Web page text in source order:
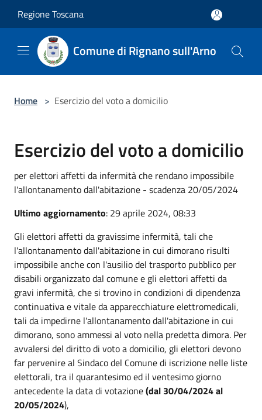
Regione Toscana
Comune di Rignano sull'Arno
Home > Esercizio del voto a domicilio
Esercizio del voto a domicilio
per elettori affetti da infermità che rendano impossibile
l'allontanamento dall'abitazione - scadenza 20/05/2024
Ultimo aggiornamento: 29 aprile 2024, 08:33
Gli elettori affetti da gravissime infermità, tali che
l'allontanamento dall'abitazione in cui dimorano risulti
impossibile anche con l'ausilio del trasporto pubblico per
disabili organizzato dal comune e gli elettori affetti da
gravi infermità, che si trovino in condizioni di dipendenza
continuativa e vitale da apparecchiature elettromedicali,
tali da impedirne l'allontanamento dall'abitazione in cui
dimorano, sono ammessi al voto nella predetta dimora. Per
avvalersi del diritto di voto a domicilio, gli elettori devono
far pervenire al Sindaco del Comune di iscrizione nelle liste
elettorali, tra il quarantesimo ed il ventesimo giorno
antecedente la data di votazione(dal 30/04/2024 al
20/05/2024),